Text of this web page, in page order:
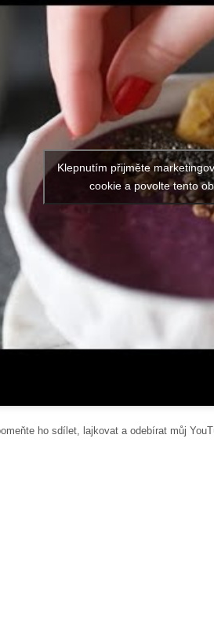
Klepnutím přijměte
cookie a povolte tento
ho sdílet, lajkovat a odebírat můj